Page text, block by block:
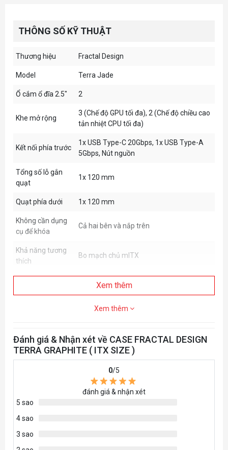
THÔNG SỐ KỸ THUẬT
Thương hiệu Fractal Design
Model Terra Jade
Ổ cắm ổ đĩa 2.5" 2
Khe mở rộng
3 (Chế độ GPU tối đa), 2 (Chế độ chiều cao
tản nhiệt CPU tối đa)
Kết nối phía trước
1x USB Type-C 20Gbps, 1x USB Type-A
5Gbps, Nút nguồn
Tổng số lỗ gắn
quạt
1x 120 mm
Quạt phía dưới 1x 120 mm
Không cần dụng
cụ để khóa
Cả hai bên và nắp trên
Khả năng tương
thích
Bo mạch chủ mITX
Xem thêm
Xem thêm
Đánh giá & Nhận xét về CASE FRACTAL DESIGN
TERRA GRAPHITE ( ITX SIZE )
0/5
đánh giá & nhận xét
5 sao
4 sao
3 sao